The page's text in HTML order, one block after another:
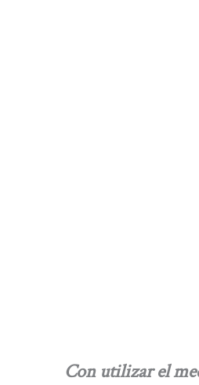
Con utilizar el